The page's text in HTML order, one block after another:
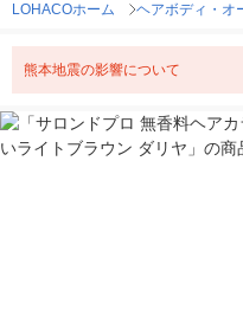
LOHACOホーム ヘアボディ・オ
熊本地震の影響について